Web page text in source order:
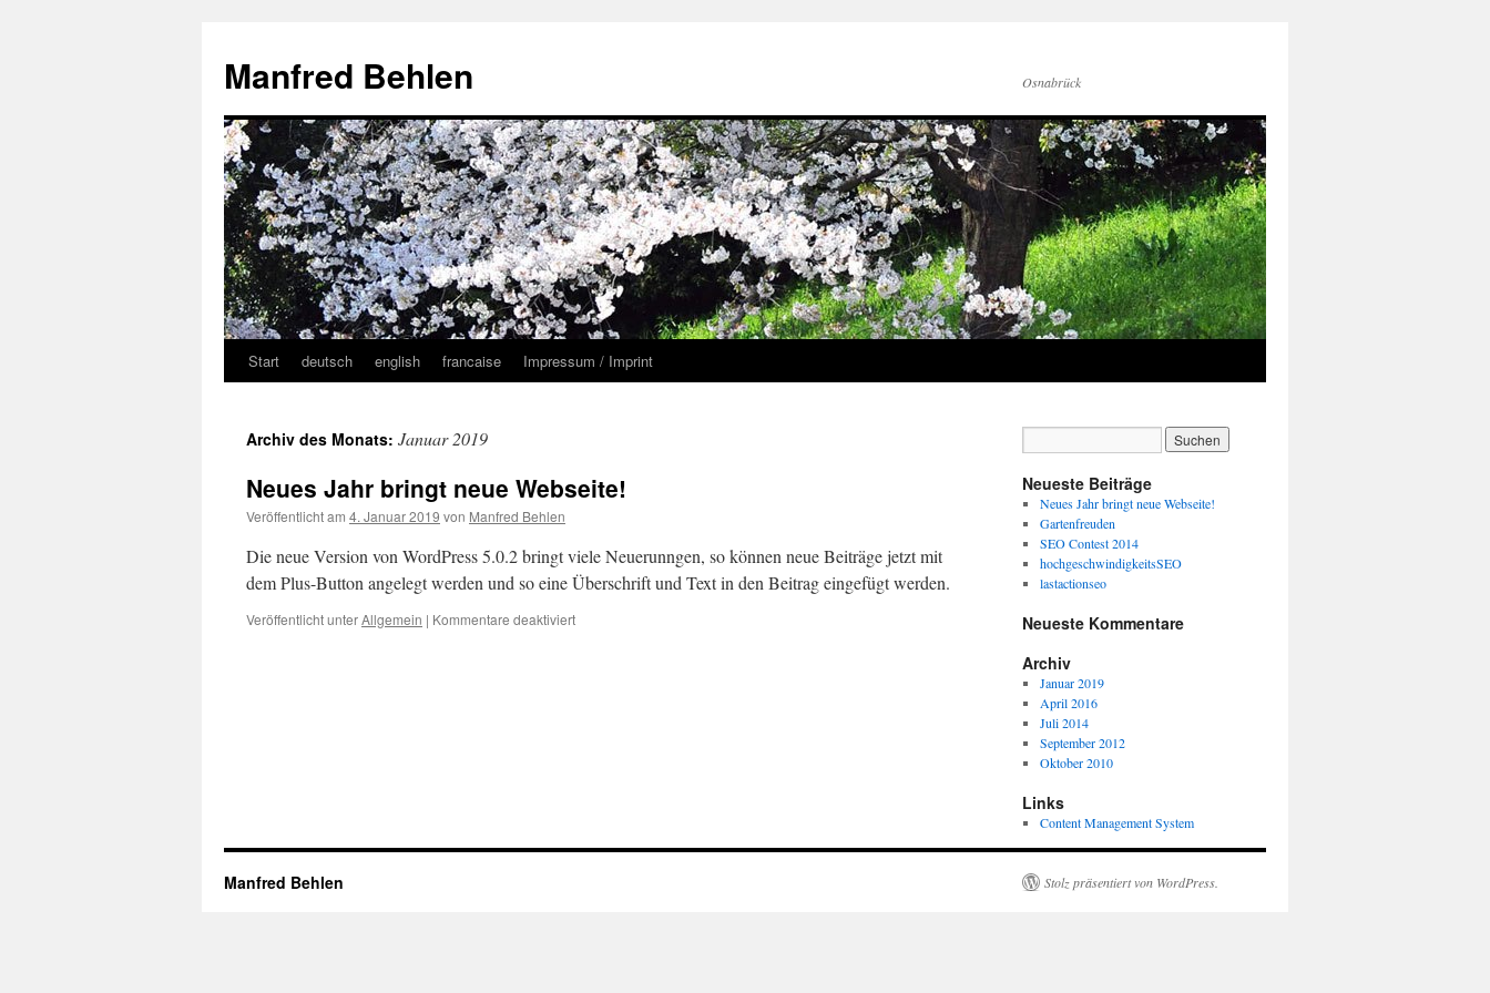
springen
Manfred Behlen Osnabrück
Start deutsch english francaise Impressum / Imprint
Archiv des Monats: Januar 2019
Neues Jahr bringt neue Webseite!
Veröffentlicht am 4. Januar 2019 von Manfred Behlen
Die neue Version von WordPress 5.0.2 bringt viele Neuerunngen, so können neue Beiträge jetzt mit
dem Plus-Button angelegt werden und so eine Überschrift und Text in den Beitrag eingefügt werden.
Veröffentlicht unterAllgemein | Kommentare deaktiviertfür
Neueste Beiträge
Neues Jahr bringt neue Webseite!
Gartenfreuden
SEO Contest 2014
hochgeschwindigkeitsSEO
lastactionseo
Neueste Kommentare
Archiv
Januar 2019
April 2016
Juli 2014
September 2012
Oktober 2010
Links
Content Management System
Manfred Behlen Stolz präsentiert von WordPress.